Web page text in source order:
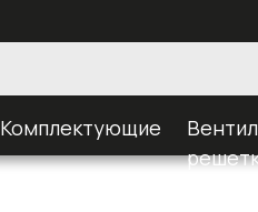
Комплектующие